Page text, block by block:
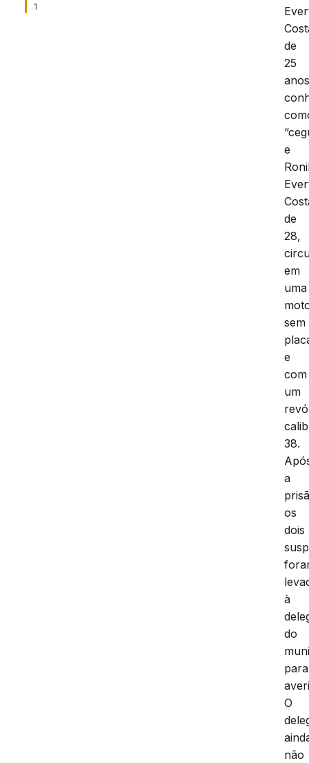
1
de
25
e
de
28,
em
uma
sem
e
com
um
38.
a
os
dois
à
do
para
O
não